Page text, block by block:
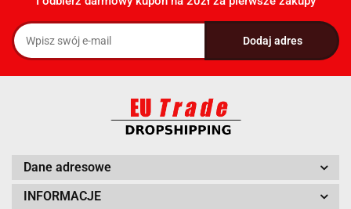
Dane adresowe
INFORMACJE